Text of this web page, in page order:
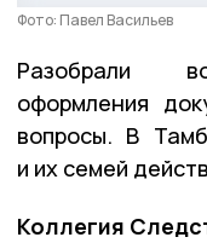
Фото: Павел Васильев
Разобрали
оформления
вопросы. В
и их семей
Коллегия